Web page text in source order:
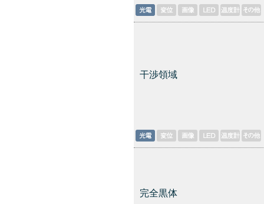
干渉領域
完全黒体